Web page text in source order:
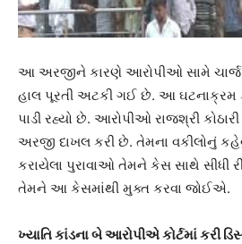
આ અરજીને કારણે આરોપીઓ સામે ચાર્જ
હાલ પૂરતી અટકી ગઈ છે. આ ઘટનાક્રમ
પાડી રહ્યો છે. આરોપીઓ રાજશ્રી
અરજી દાખલ કરી છે. તેમના વકીલોનું
કરાયેલા પુરાવાઓ તેમને કેસ સાથે સીધી
તેમને આ કેસમાંથી મુક્ત કરવા જોઈએ.
ખ્યાતિ કાંડના બે આરોપીએ કોર્ટમાં કરી